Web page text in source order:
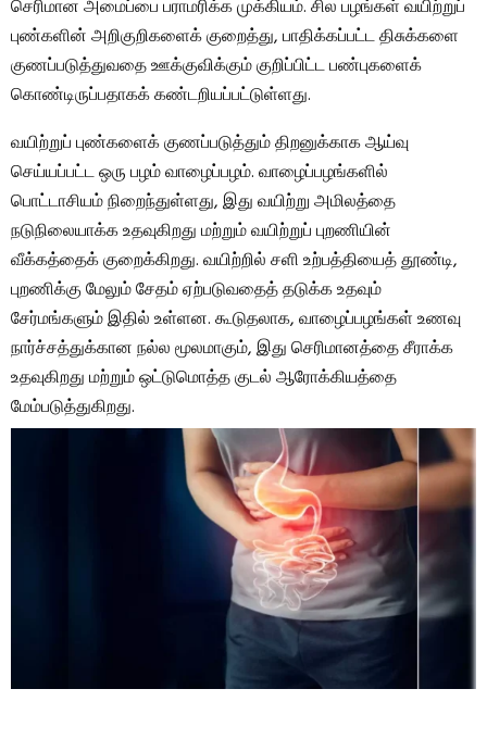
செரிமான அமைப்பை பராமரிக்க முக்கியம். சில பழங்கள் வயிற்றுப்
புண்களின் அறிகுறிகளைக் குறைத்து, பாதிக்கப்பட்ட திசுக்களை
குணப்படுத்துவதை ஊக்குவிக்கும் குறிப்பிட்ட பண்புகளைக்
கொண்டிருப்பதாகக் கண்டறியப்பட்டுள்ளது.
வயிற்றுப் புண்களைக் குணப்படுத்தும் திறனுக்காக ஆய்வு
செய்யப்பட்ட ஒரு பழம் வாழைப்பழம். வாழைப்பழங்களில்
பொட்டாசியம் நிறைந்துள்ளது, இது வயிற்று அமிலத்தை
நடுநிலையாக்க உதவுகிறது மற்றும் வயிற்றுப் புறணியின்
வீக்கத்தைக் குறைக்கிறது. வயிற்றில் சளி உற்பத்தியைத் தூண்டி,
புறணிக்கு மேலும் சேதம் ஏற்படுவதைத் தடுக்க உதவும்
சேர்மங்களும் இதில் உள்ளன. கூடுதலாக, வாழைப்பழங்கள் உணவு
நார்ச்சத்துக்கான நல்ல மூலமாகும், இது செரிமானத்தை சீராக்க
உதவுகிறது மற்றும் ஒட்டுமொத்த குடல் ஆரோக்கியத்தை
மேம்படுத்துகிறது.